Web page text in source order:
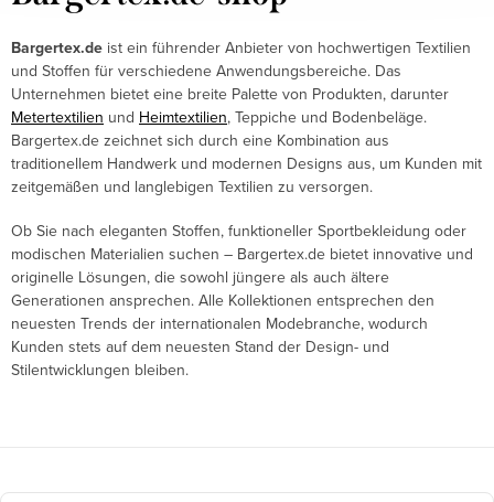
Bargertex.de ist ein führender Anbieter von hochwertigen Textilien
und Stoffen für verschiedene Anwendungsbereiche. Das
Unternehmen bietet eine breite Palette von Produkten, darunter
Metertextilien und Heimtextilien, Teppiche und Bodenbeläge.
Bargertex.de zeichnet sich durch eine Kombination aus
traditionellem Handwerk und modernen Designs aus, um Kunden mit
zeitgemäßen und langlebigen Textilien zu versorgen.
Ob Sie nach eleganten Stoffen, funktioneller Sportbekleidung oder
modischen Materialien suchen – Bargertex.de bietet innovative und
originelle Lösungen, die sowohl jüngere als auch ältere
Generationen ansprechen. Alle Kollektionen entsprechen den
neuesten Trends der internationalen Modebranche, wodurch
Kunden stets auf dem neuesten Stand der Design- und
Stilentwicklungen bleiben.